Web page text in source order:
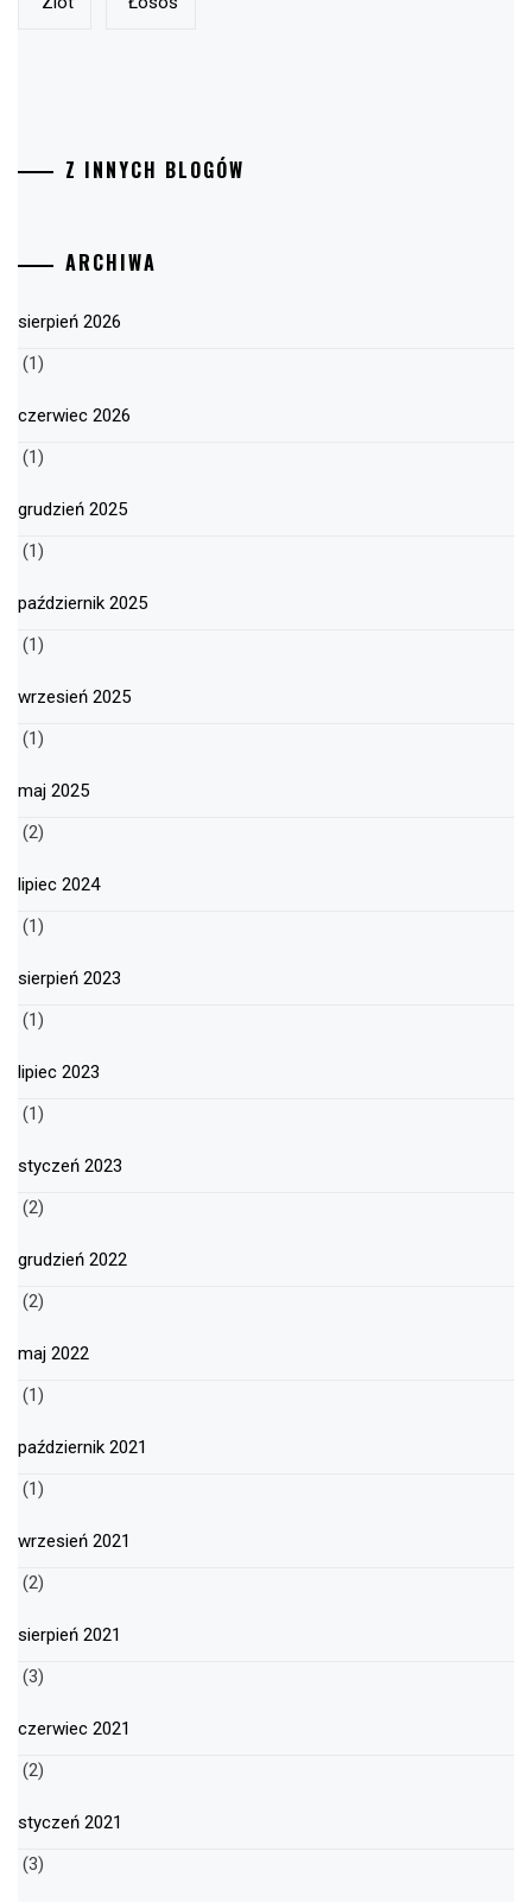
Z INNYCH BLOGÓW
ARCHIWA
sierpień 2026
(1)
czerwiec 2026
(1)
grudzień 2025
(1)
październik 2025
(1)
wrzesień 2025
(1)
maj 2025
(2)
lipiec 2024
(1)
sierpień 2023
(1)
lipiec 2023
(1)
styczeń 2023
(2)
grudzień 2022
(2)
maj 2022
(1)
październik 2021
(1)
wrzesień 2021
(2)
sierpień 2021
(3)
czerwiec 2021
(2)
styczeń 2021
(3)